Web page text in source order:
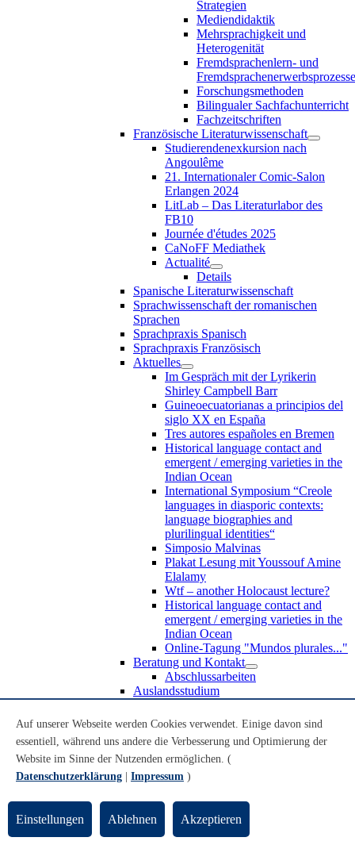
Strategien
Mediendidaktik
Mehrsprachigkeit und
Heterogenität
Fremdsprachenlern- und
Fremdsprachenerwerbsprozesse
Forschungsmethoden
Bilingualer Sachfachunterricht
Fachzeitschriften
Französische Literaturwissenschaft
Studierendenexkursion nach
Angoulême
21. Internationaler Comic-Salon
Erlangen 2024
LitLab – Das Literaturlabor des
FB10
Journée d'études 2025
CaNoFF Mediathek
Actualité
Details
Spanische Literaturwissenschaft
Sprachwissenschaft der romanischen
Sprachen
Sprachpraxis Spanisch
Sprachpraxis Französisch
Aktuelles
Im Gespräch mit der Lyrikerin
Shirley Campbell Barr
Guineoecuatorianas a principios del
siglo XX en España
Tres autores españoles en Bremen
Historical language contact and
emergent / emerging varieties in the
Indian Ocean
International Symposium “Creole
languages in diasporic contexts:
language biographies and
plurilingual identities“
Simposio Malvinas
Plakat Lesung mit Youssouf Amine
Elalamy
Wtf – another Holocaust lecture?
Historical language contact and
emergent / emerging varieties in the
Indian Ocean
Online-Tagung "Mundos plurales..."
Beratung und Kontakt
Abschlussarbeiten
Auslandsstudium
WoC Lab
Spanische Black Diaspora
Promotionen
Habilitationen
Nachwuchsförderung
Forschungszentren
Studienkommission
TnL
Auf unserer Webseite werden Cookies verwendet. Einige davon sind
essentiell, während uns andere die Verbesserung und Optimierung der
Website im Sinne der Nutzenden ermöglichen. (
Datenschutzerklärung
Impressum )
Einstellungen Ablehnen Akzeptieren